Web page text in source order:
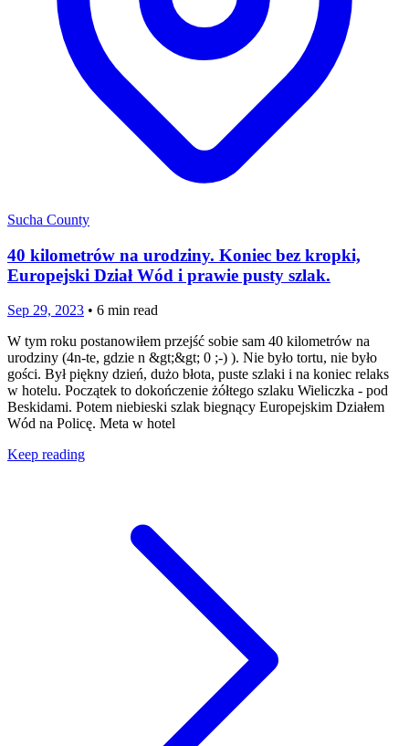
Sucha County
40 kilometrów na urodziny. Koniec bez kropki,
Europejski Dział Wód i prawie pusty szlak.
Sep 29, 2023 • 6 min read
W tym roku postanowiłem przejść sobie sam 40 kilometrów na
urodziny (4n-te, gdzie n &gt;&gt; 0 ;-) ). Nie było tortu, nie było
gości. Był piękny dzień, dużo błota, puste szlaki i na koniec relaks
w hotelu. Początek to dokończenie żółtego szlaku Wieliczka - pod
Beskidami. Potem niebieski szlak biegnący Europejskim Działem
Wód na Policę. Meta w hotel
Keep reading